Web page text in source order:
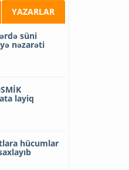
YAZARLAR
süni
nəzarəti
layiq
hücumlar